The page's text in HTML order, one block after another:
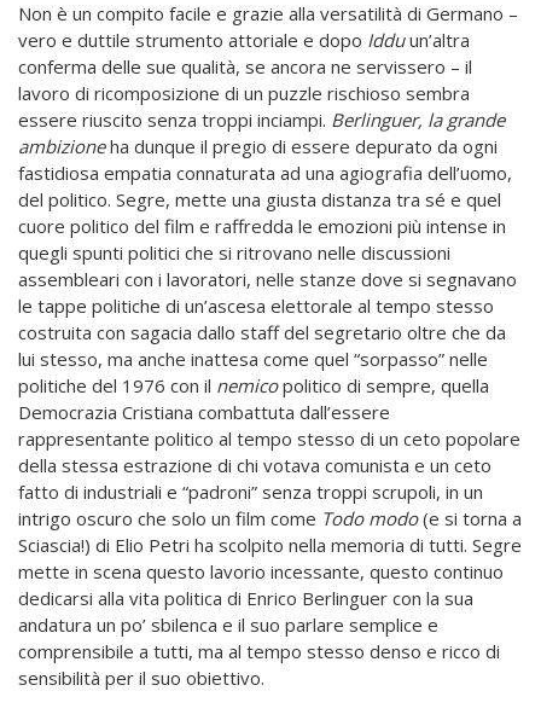
Non è un compito facile e grazie alla versatilità di Germano –
vero e duttile strumento attoriale e dopo Idduun’altra
conferma delle sue qualità, se ancora ne servissero – il
lavoro di ricomposizione di un puzzle rischioso sembra
essere riuscito senza troppi inciampi. Berlinguer, la grande
ambizioneha dunque il pregio di essere depurato da ogni
fastidiosa empatia connaturata ad una agiografia dell’uomo,
del politico. Segre, mette una giusta distanza tra sé e quel
cuore politico del film e raffredda le emozioni più intense in
quegli spunti politici che si ritrovano nelle discussioni
assembleari con i lavoratori, nelle stanze dove si segnavano
le tappe politiche di un’ascesa elettorale al tempo stesso
costruita con sagacia dallo staff del segretario oltre che da
lui stesso, ma anche inattesa come quel “sorpasso” nelle
politiche del 1976 con il nemicopolitico di sempre, quella
Democrazia Cristiana combattuta dall’essere
rappresentante politico al tempo stesso di un ceto popolare
della stessa estrazione di chi votava comunista e un ceto
fatto di industriali e “padroni” senza troppi scrupoli, in un
intrigo oscuro che solo un film come Todo modo(e si torna a
Sciascia!) di Elio Petri ha scolpito nella memoria di tutti. Segre
mette in scena questo lavorio incessante, questo continuo
dedicarsi alla vita politica di Enrico Berlinguer con la sua
andatura un po’ sbilenca e il suo parlare semplice e
comprensibile a tutti, ma al tempo stesso denso e ricco di
sensibilità per il suo obiettivo.